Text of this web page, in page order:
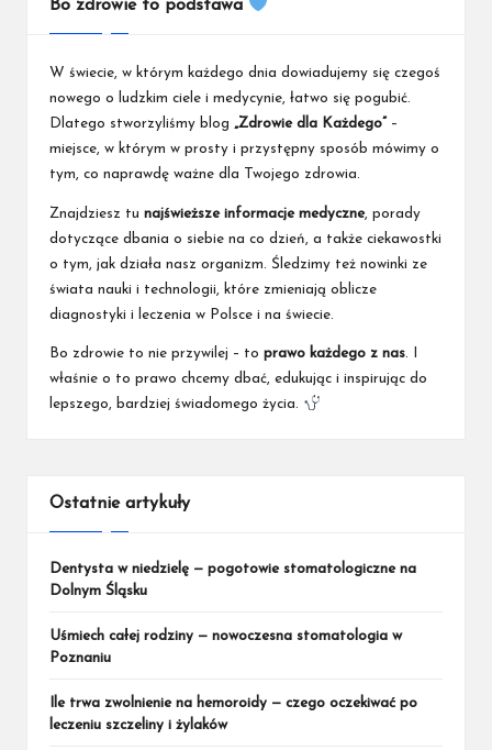
Bo zdrowie to podstawa
W świecie, w którym każdego dnia dowiadujemy się czegoś
nowego o ludzkim ciele i medycynie, łatwo się pogubić.
Dlatego stworzyliśmy blog „Zdrowie dla Każdego” –
miejsce, w którym w prosty i przystępny sposób mówimy o
tym, co naprawdę ważne dla Twojego zdrowia.
Znajdziesz tu najświeższe informacje medyczne, porady
dotyczące dbania o siebie na co dzień, a także ciekawostki
o tym, jak działa nasz organizm. Śledzimy też nowinki ze
świata nauki i technologii, które zmieniają oblicze
diagnostyki i leczenia w Polsce i na świecie.
Bo zdrowie to nie przywilej – to prawo każdego z nas. I
właśnie o to prawo chcemy dbać, edukując i inspirując do
lepszego, bardziej świadomego życia.
Ostatnie artykuły
Dentysta w niedzielę — pogotowie stomatologiczne na
Dolnym Śląsku
Uśmiech całej rodziny — nowoczesna stomatologia w
Poznaniu
Ile trwa zwolnienie na hemoroidy — czego oczekiwać po
leczeniu szczeliny i żylaków